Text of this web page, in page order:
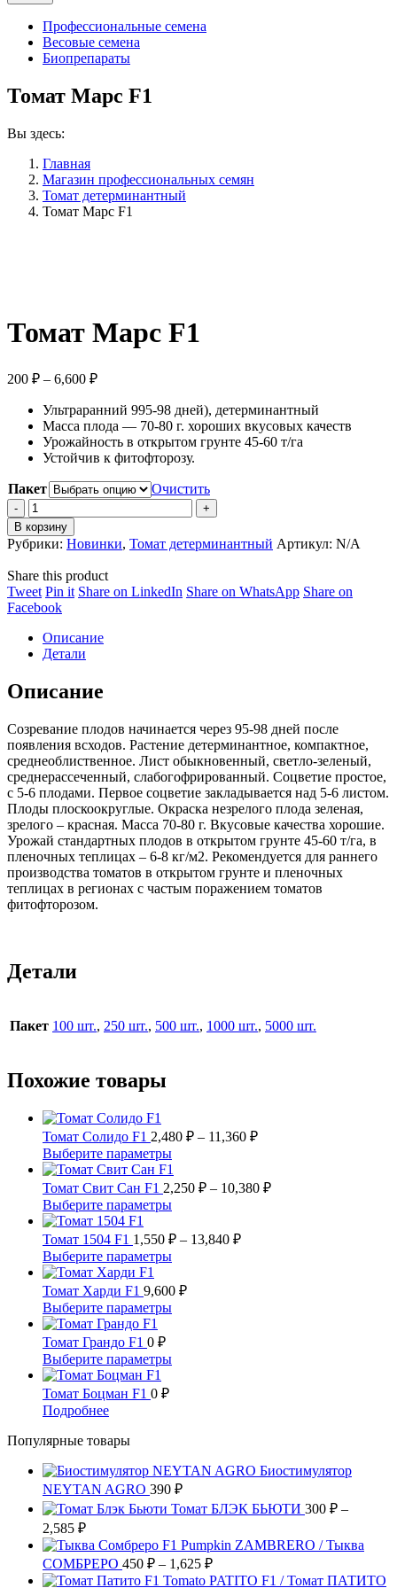
Профессиональные семена
Весовые семена
Биопрепараты
Томат Марс F1
Вы здесь:
Главная
Магазин профессиональных семян
Томат детерминантный
Томат Марс F1
Томат Марс F1
200 ₽ – 6,600 ₽Диапазон
200 ₽
–
6,600 ₽
Ультраранний 995-98 дней), детерминантный
Масса плода — 70-80 г. хороших вкусовых качеств
Урожайность в открытом грунте 45-60 т/га
Устойчив к фитофторозу.
Пакет
Очистить
Томат
Марс
F1
quantity
В корзину
Рубрики: Новинки, Томат детерминантный Артикул: N/A
Share this product
TweetShare
on
Pin itShare
Share on LinkedIn Share
Share on WhatsAppShare
Share on
FacebookShare
Facebook
Описание
Детали
Описание
Созревание плодов начинается через 95-98 дней после
появления всходов. Растение детерминантное, компактное,
среднеоблиственное. Лист обыкновенный, светло-зеленый,
среднерассеченный, слабогофрированный. Соцветие простое,
с 5-6 плодами. Первое соцветие закладывается над 5-6 листом.
Плоды плоскоокруглые. Окраска незрелого плода зеленая,
зрелого – красная. Масса 70-80 г. Вкусовые качества хорошие.
Урожай стандартных плодов в открытом грунте 45-60 т/га, в
пленочных теплицах – 6-8 кг/м2. Рекомендуется для раннего
производства томатов в открытом грунте и пленочных
теплицах в регионах с частым поражением томатов
фитофторозом.
Детали
Пакет 100 шт., 250 шт., 500 шт., 1000 шт., 5000 шт.
Похожие товары
Томат Солидо F1 2,480 ₽ – 11,360 ₽Диапазон
–
Выберите параметрыЭтот
имеет
несколько
вариаций.
Опции
можно
выбрать
странице
товара.
Томат Свит Сан F1 2,250 ₽ – 10,380 ₽Диапазон
Выберите параметрыЭтот
имеет
несколько
вариаций.
Опции
можно
выбрать
товара.
Томат 1504 F1 1,550 ₽ – 13,840 ₽Диапазон
Выберите параметрыЭтот
имеет
несколько
вариаций.
выбрать
Томат Харди F1 9,600 ₽
Выберите параметрыЭтот
несколько
вариаций.
товара.
Томат Грандо F1 0 ₽
Выберите параметрыЭтот
выбрать
на
странице
товара.
Томат Боцман F1 0 ₽
ПодробнееЭтот
имеет
вариаций.
Опции
можно
странице
товара.
Популярные товары
Биостимулятор
NEYTAN AGRO 390 ₽
Томат БЛЭК БЬЮТИ 300 ₽ –
2,585 ₽Диапазон
цен:
300 ₽
–
Pumpkin ZAMBRERO / Тыква
СОМБРЕРО 450 ₽ – 1,625 ₽Диапазон
цен:
Tomato PATITO F1 / Томат ПАТИТО